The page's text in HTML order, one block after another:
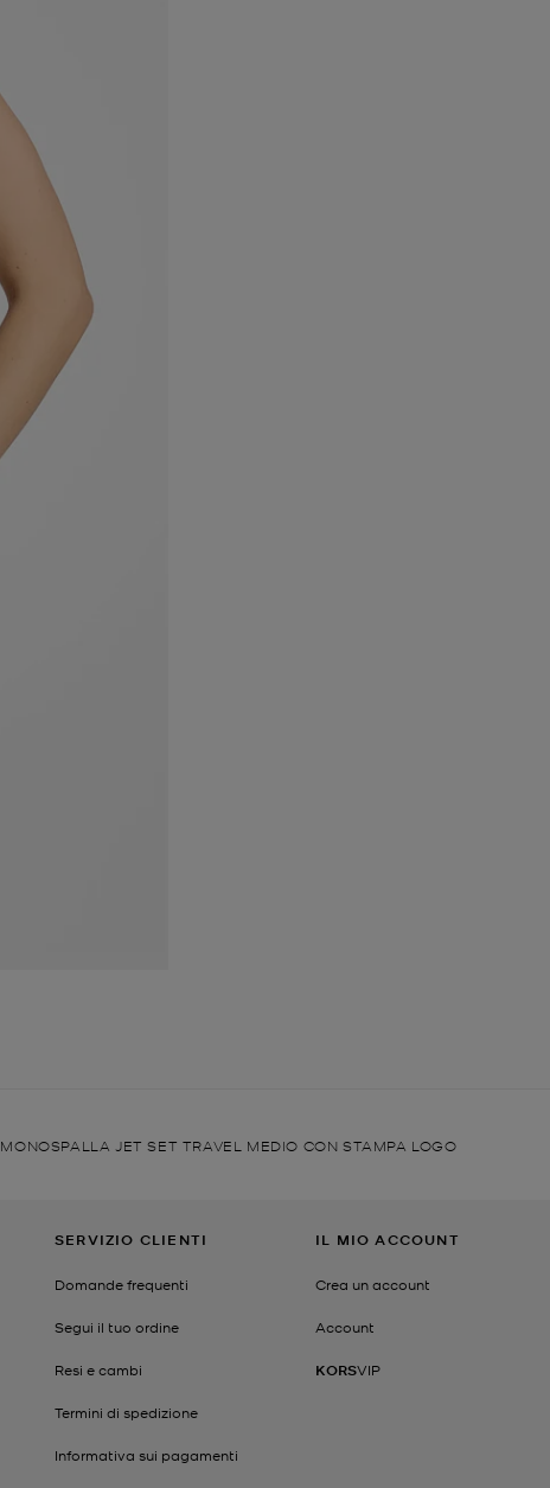
MONOSPALLA JET SET TRAVEL MEDIO CON STAMPA LOGO
SERVIZIO CLIENTI
Domande frequenti
Segui il tuo ordine
Resi e cambi
Termini di spedizione
Informativa sui pagamenti
IL MIO ACCOUNT
Crea un account
Account
KORSVIP